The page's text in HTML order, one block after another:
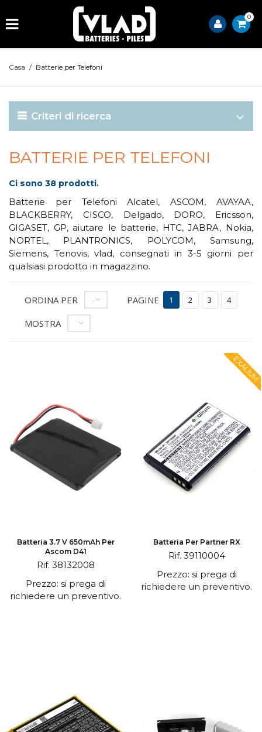
0
Casa / Batterie per Telefoni
Criteri di ricerca
BATTERIE PER TELEFONI
Ci sono 38 prodotti.
Batterie per Telefoni Alcatel, ASCOM, AVAYAA,
BLACKBERRY, CISCO, Delgado, DORO, Ericsson,
GIGASET, GP, aiutare le batterie, HTC, JABRA, Nokia,
NORTEL, PLANTRONICS, POLYCOM, Samsung,
Siemens, Tenovis, vlad, consegnati in 3-5 giorni per
qualsiasi prodotto in magazzino.
ORDINA PER --
MOSTRA 12
PAGINE 1 2 3 4
Batteria 3.7 V 650mAh Per
Ascom D41
Rif. 38132008
Prezzo: si prega di
richiedere un preventivo.
EXALIUM
Batteria Per Partner RX
Rif. 39110004
Prezzo: si prega di
richiedere un preventivo.